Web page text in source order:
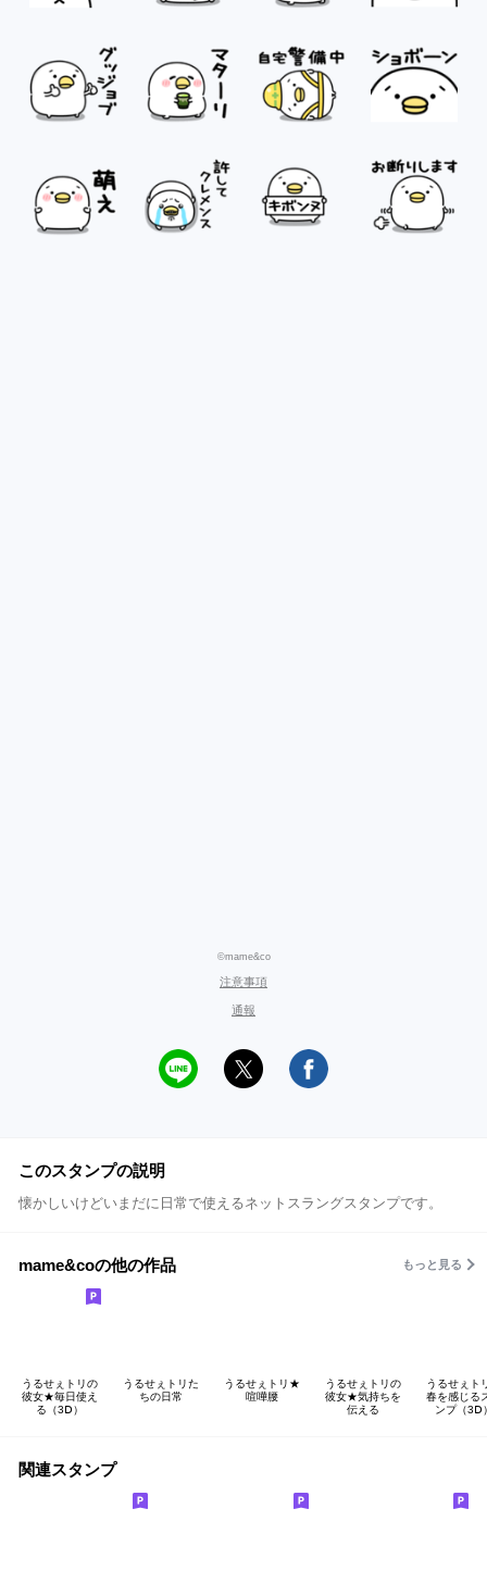
©mame&co
注意事項
通報
このスタンプの説明
懐かしいけどいまだに日常で使えるネットスラングスタンプです。
mame&coの他の作品 もっと見る
うるせぇトリの
彼女★毎日使え
る（3Ⅾ）
うるせぇトリた
ちの日常
うるせぇトリ★
喧嘩腰
うるせぇトリの
彼女★気持ちを
伝える
うるせぇト
春を感じる
ンプ（3Ⅾ
関連スタンプ